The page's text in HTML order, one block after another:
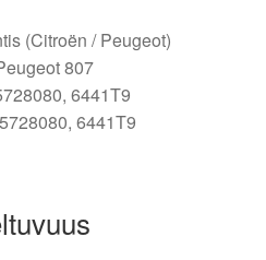
(Citroën / Peugeot)
807
6441T9
6441T9